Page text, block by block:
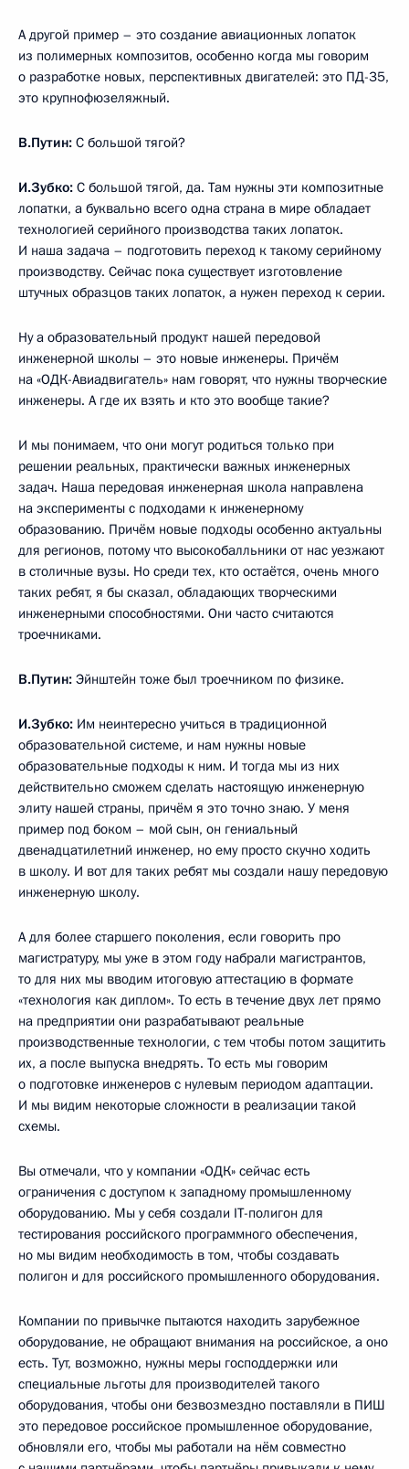
А другой пример – это создание авиационных лопаток
из полимерных композитов, особенно когда мы говорим
о разработке новых, перспективных двигателей: это ПД-35,
это крупнофюзеляжный.
В.Путин: С большой тягой?
И.Зубко: С большой тягой, да. Там нужны эти композитные
лопатки, а буквально всего одна страна в мире обладает
технологией серийного производства таких лопаток.
И наша задача – подготовить переход к такому серийному
производству. Сейчас пока существует изготовление
штучных образцов таких лопаток, а нужен переход к серии.
Ну а образовательный продукт нашей передовой
инженерной школы – это новые инженеры. Причём
на «ОДК-Авиадвигатель» нам говорят, что нужны творческие
инженеры. А где их взять и кто это вообще такие?
И мы понимаем, что они могут родиться только при
решении реальных, практически важных инженерных
задач. Наша передовая инженерная школа направлена
на эксперименты с подходами к инженерному
образованию. Причём новые подходы особенно актуальны
для регионов, потому что высокобалльники от нас уезжают
в столичные вузы. Но среди тех, кто остаётся, очень много
таких ребят, я бы сказал, обладающих творческими
инженерными способностями. Они часто считаются
троечниками.
В.Путин: Эйнштейн тоже был троечником по физике.
И.Зубко: Им неинтересно учиться в традиционной
образовательной системе, и нам нужны новые
образовательные подходы к ним. И тогда мы из них
действительно сможем сделать настоящую инженерную
элиту нашей страны, причём я это точно знаю. У меня
пример под боком – мой сын, он гениальный
двенадцатилетний инженер, но ему просто скучно ходить
в школу. И вот для таких ребят мы создали нашу передовую
инженерную школу.
А для более старшего поколения, если говорить про
магистратуру, мы уже в этом году набрали магистрантов,
то для них мы вводим итоговую аттестацию в формате
«технология как диплом». То есть в течение двух лет прямо
на предприятии они разрабатывают реальные
производственные технологии, с тем чтобы потом защитить
их, а после выпуска внедрять. То есть мы говорим
о подготовке инженеров с нулевым периодом адаптации.
И мы видим некоторые сложности в реализации такой
схемы.
Вы отмечали, что у компании «ОДК» сейчас есть
ограничения с доступом к западному промышленному
оборудованию. Мы у себя создали IT-полигон для
тестирования российского программного обеспечения,
но мы видим необходимость в том, чтобы создавать
полигон и для российского промышленного оборудования.
Компании по привычке пытаются находить зарубежное
оборудование, не обращают внимания на российское, а оно
есть. Тут, возможно, нужны меры господдержки или
специальные льготы для производителей такого
оборудования, чтобы они безвозмездно поставляли в ПИШ
это передовое российское промышленное оборудование,
обновляли его, чтобы мы работали на нём совместно